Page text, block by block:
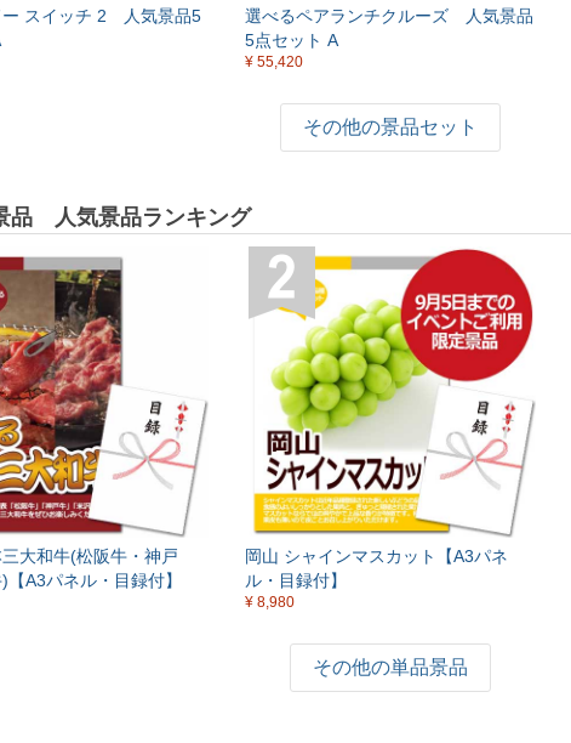
ー スイッチ 2 人気景品5
選べるペアランチクルーズ 人気景品
5点セット A
¥ 55,420
その他の景品セット
品 人気景品ランキング
大和牛(松阪牛・神戸
A3パネル・目録付】
岡山 シャインマスカット【A3パネ
ル・目録付】
¥ 8,980
その他の単品景品